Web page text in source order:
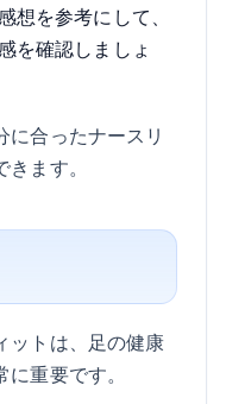
想を参考にして、
を確認しましょ
に合ったナースリ
ます。
ットは、足の健康
重要です。